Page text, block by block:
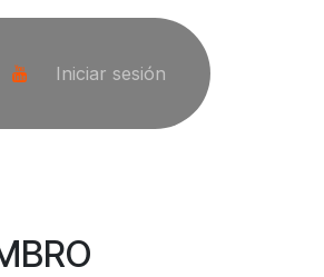
Iniciar sesión